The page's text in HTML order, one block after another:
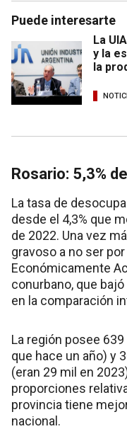
Puede interesarte
La
y la
la
Rosario: 5,3%
La tasa de
desde el 4,3% que
de 2022. Una vez
gravoso a no ser
Económicamente
conurbano, que
en la comparación
La región posee
que hace un año) y
(eran 29 mil en
proporciones
provincia tiene
nacional.